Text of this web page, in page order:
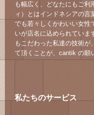
も幅広く、どなたにもご
ィ）とはインドネシアの言
でも若々しくかわいい女性
いが店名に込められていま
もこだわった私達の技術
て頂くことが、cantik の願
私たちのサービス